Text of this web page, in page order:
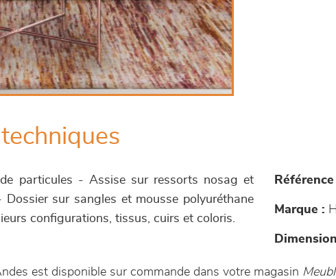
particules - Assise sur ressorts nosag et
sur sangles et mousse polyuréthane
configurations, tissus, cuirs et coloris.
Référence
Marque :
est disponible sur commande dans votre magasin